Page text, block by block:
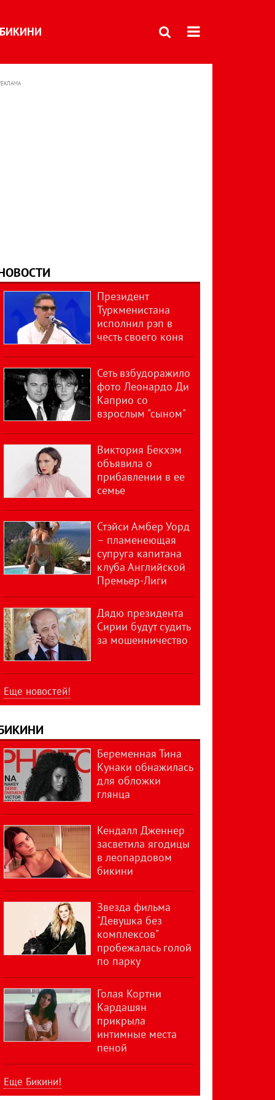
БИКИНИ
Президент
Туркменистана
исполнил рэп в
честь своего коня
Сеть взбудоражило
фото Леонардо Ди
Каприо со
взрослым "сыном"
Виктория Бекхэм
объявила о
прибавлении в ее
семье
Стэйси Амбер Уорд
– пламенеющая
супруга капитана
клуба Английской
Премьер-Лиги
Дядю президента
Сирии будут судить
за мошенничество
Еще новостей!
Беременная Тина
Кунаки обнажилась
для обложки
глянца
Кендалл Дженнер
засветила ягодицы
в леопардовом
бикини
Звезда фильма
"Девушка без
комплексов"
пробежалась голой
по парку
Голая Кортни
Кардашян
прикрыла
интимные места
пеной
Еще Бикини!